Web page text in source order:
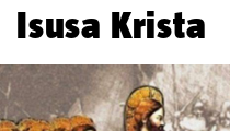
Isusa Krista